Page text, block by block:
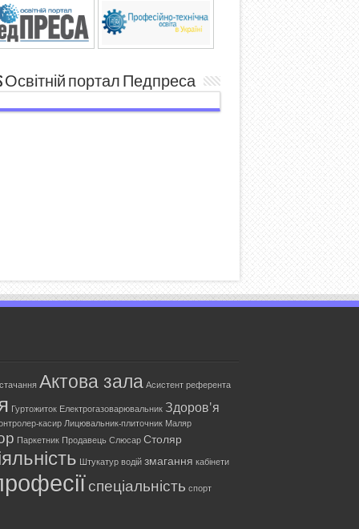
Освітній портал Педпреса
Актова зала Асистент референта
Гуртожиток Електрогазоварювальник Здоров'я
касир Лицювальник-плиточник Маляр
Паркетник Продавець Слюсар Столяр
Штукатур водій змагання кабінети
спеціальність спорт